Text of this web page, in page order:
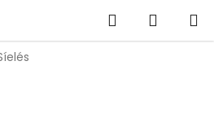
KeresésKOSÁR